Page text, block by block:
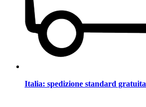
Italia: spedizione standard gratuita